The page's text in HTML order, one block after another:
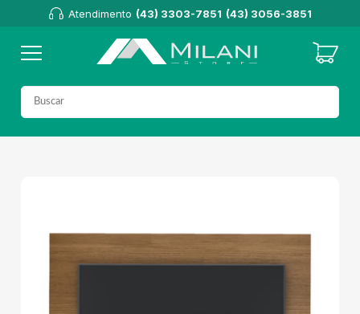
Atendimento (43) 3303-7851 (43) 3056-3851